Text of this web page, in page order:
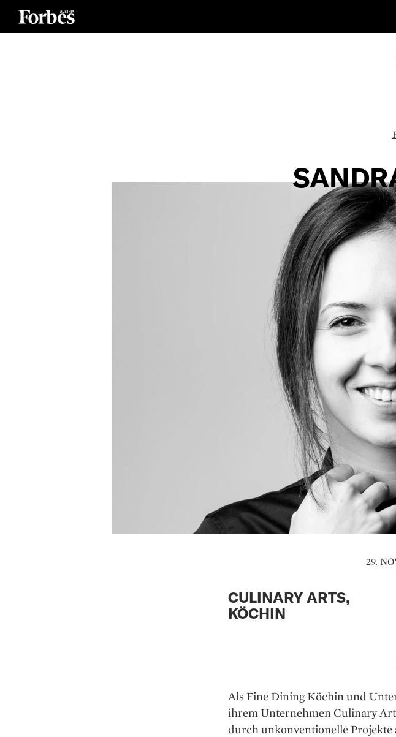
29.
CULINARY ARTS,
KÖCHIN
Als Fine Dining Köchin und
ihrem Unternehmen Culinary
durch unkonventionelle Projekte